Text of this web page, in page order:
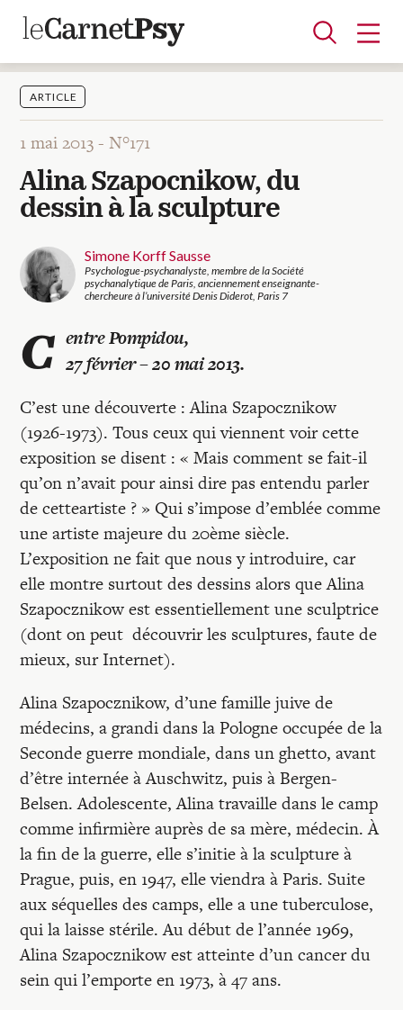
Articles
A la une
Adolescence
Dispositif
Enfance
Périnatalité
Psychanalyse
Psychopathologie
Soin
Dossiers
Auteurs
Blocs-notes
Recherches
Entretiens
Revues
Colloque
Mon panier
Mon compte
ARTICLE
1 mai 2013 -N°171
Alina Szapocnikow, du
dessin à la sculpture
Simone Korff Sausse
Psychologue-psychanalyste, membre de la Société
psychanalytique de Paris, anciennement enseignante-
chercheure à l’université Denis Diderot, Paris 7
C entre Pompidou,
27 février – 20 mai 2013.
C’est une découverte : Alina Szapocznikow
(1926-1973). Tous ceux qui viennent voir cette
exposition se disent : « Mais comment se fait-il
qu’on n’avait pour ainsi dire pas entendu parler
de cetteartiste ? » Qui s’impose d’emblée comme
une artiste majeure du 20ème siècle.
L’exposition ne fait que nous y introduire, car
elle montre surtout des dessins alors que Alina
Szapocznikow est essentiellement une sculptrice
(dont on peut découvrir les sculptures, faute de
mieux, sur Internet).
Alina Szapocznikow, d’une famille juive de
médecins, a grandi dans la Pologne occupée de la
Seconde guerre mondiale, dans un ghetto, avant
d’être internée à Auschwitz, puis à Bergen-
Belsen. Adolescente, Alina travaille dans le camp
comme infirmière auprès de sa mère, médecin. À
la fin de la guerre, elle s’initie à la sculpture à
Prague, puis, en 1947, elle viendra à Paris. Suite
aux séquelles des camps, elle a une tuberculose,
qui la laisse stérile. Au début de l’année 1969,
Alina Szapocznikow est atteinte d’un cancer du
sein qui l’emporte en 1973, à 47 ans.